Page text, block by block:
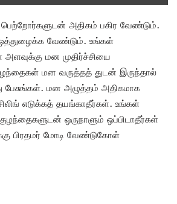
அதிகம் பகிர வேண்டும்.
வேண்டும். உங்கள்
மன முதிர்ச்சியை
மன வருத்தத் துடன் இருந்தால்
பேசுங்கள். மன அழுத்தம் அதிகமாக
எடுக்கத் தயங்காதீர்கள். உங்கள்
ஒருநாளும் ஒப்பிடாதீர்கள்
பிரதமர் மோடி வேண்டுகோள்